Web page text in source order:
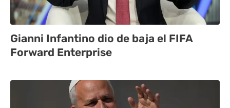
Gianni Infantino dio de baja el FIFA
Forward Enterprise